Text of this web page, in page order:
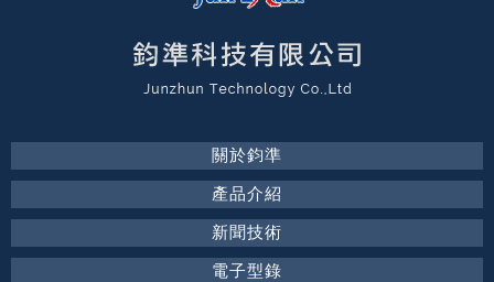
關於鈞準
產品介紹
新聞技術
電子型錄